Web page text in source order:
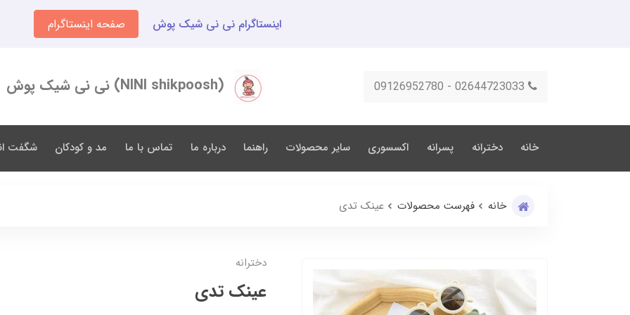
اینستاگرام نی نی شیک پوش صفحه اینستاگرام
02644723033 - 09126952780 (NINI shikpoosh) نی نی شیک پوش
خانه دخترانه پسرانه اکسسوری سایر محصولات راهنما درباره ما تماس با ما مد و کودکان شگفت
خانه فهرست محصولات عینک تدی
دخترانه
عینک تدی